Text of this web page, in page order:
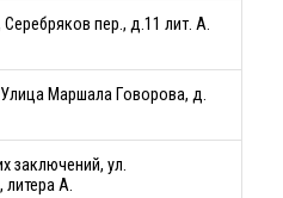
пер., д.11 лит. А.
Маршала Говорова, д.
заключений, ул.
литера А.